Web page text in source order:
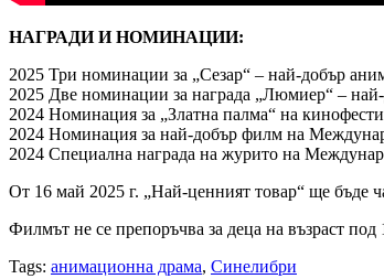
НАГРАДИ И НОМИНАЦИИ:
2025 Три номинации за „Сезар“ – най-добър
2025 Две номинации за награда „Люмиер“ –
2024 Номинация за „Златна палма“ на
2024 Номинация за най-добър филм на
2024 Специална награда на журито на
От 16 май 2025 г. „Най-ценният товар“ ще бъде
Филмът не се препоръчва за деца на възраст под
Tags: анимационна драма, Синелибри